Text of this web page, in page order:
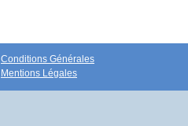
Conditions Générales
Mentions Légales